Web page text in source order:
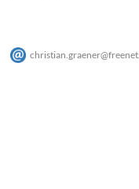
christian.graener@freenet